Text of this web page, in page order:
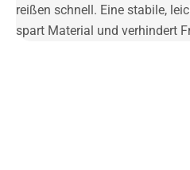
reißen schnell. Eine stabile,
spart Material und verhindert